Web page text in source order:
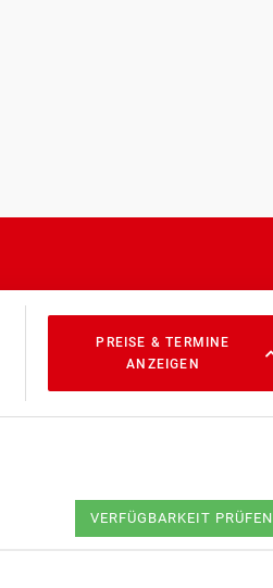
PREISE & TERMINE
ANZEIGEN
VERFÜGBARKEIT PRÜFEN